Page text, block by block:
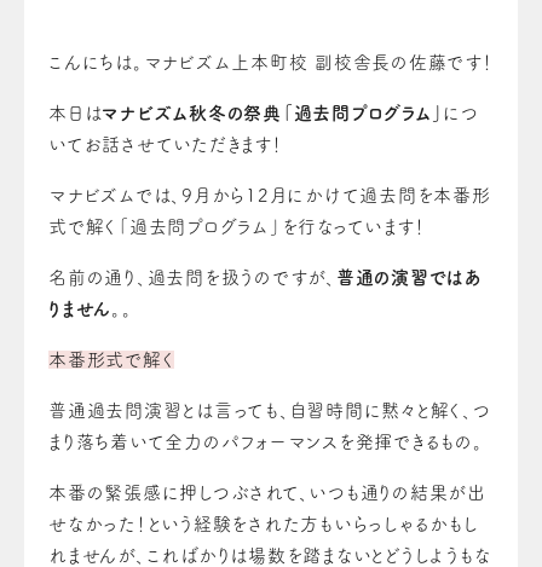
こんにちは。マナビズム上本町校 副校舎長の佐藤です！
本日はマナビズム秋冬の祭典「過去問プログラム」 につ
いてお話させていただきます！
マナビズムでは、9月から12月にかけて過去問を本番形
式で解く「過去問プログラム」を行なっています！
名前の通り、過去問を扱うのですが、 普通の演習ではあ
りません 。。
本番形式で解く
普通過去問演習とは言っても、自習時間に黙々と解く、つ
まり落ち着いて全力のパフォーマンスを発揮できるもの。
本番の緊張感に押しつぶされて、いつも通りの結果が出
せなかった！という経験をされた方もいらっしゃるかもし
れませんが、こればかりは場数を踏まないとどうしようもな